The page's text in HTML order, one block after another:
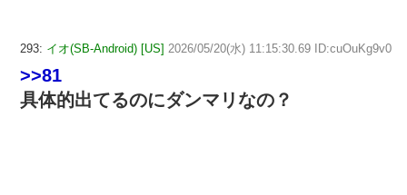
293: イオ(SB-Android) [US] 2026/05/20(水) 11:15:30.69 ID:cuOuKg9v0
>>81
具体的出てるのにダンマリなの？